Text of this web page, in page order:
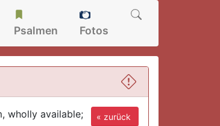
Psalmen Fotos
« zurück
wholly available;